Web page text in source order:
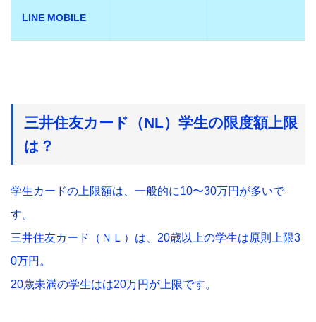
LINE MOBILE
三井住友カード（NL）学生の限度額上限
は？
学生カードの上限額は、一般的に10〜30万円が多いで
す。
三井住友カード（ＮＬ）は、20歳以上の学生は原則上限3
0万円。
20歳未満の学生はは20万円が上限です。